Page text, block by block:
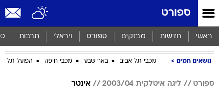
ספורט
ראשי חדשות מבזקים ספורט ויראלי תרבות
נושאים חמים מכבי תל אביב באר שבע מכבי חיפה הפועל תל
ספורט ליגה איטלקית 2003/04 אינטר